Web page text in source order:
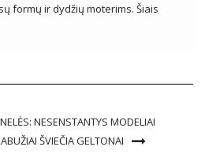
formų ir dydžių moterims. Šiais
NESENSTANTYS MODELIAI
ŠVIEČIA GELTONAI